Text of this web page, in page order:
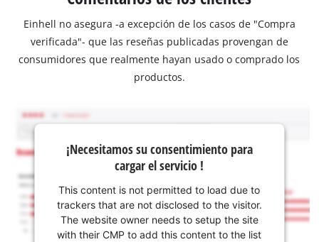
Einhell no asegura -a excepción de los casos de "Compra
verificada"- que las reseñas publicadas provengan de
consumidores que realmente hayan usado o comprado los
productos.
¡Necesitamos su consentimiento para
cargar el servicio !
This content is not permitted to load due to
trackers that are not disclosed to the visitor.
The website owner needs to setup the site
with their CMP to add this content to the list